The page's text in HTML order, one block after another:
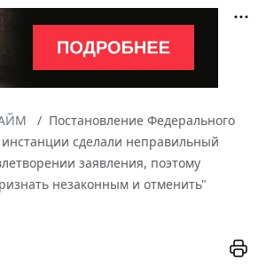
Постановление Федерального
инстанции сделали неправильный
заявления, поэтому
незаконным и отменить"